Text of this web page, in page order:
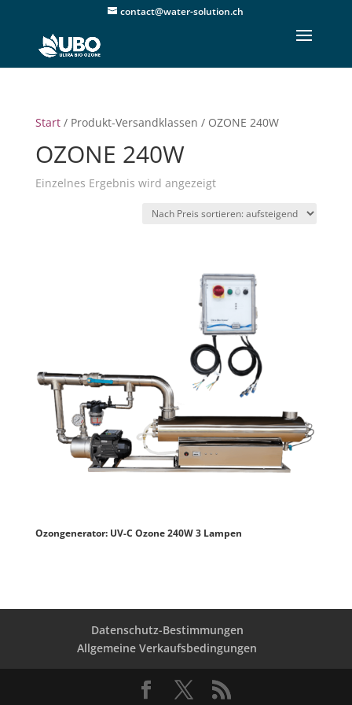
contact@water-solution.ch
Start/ Produkt-Versandklassen / OZONE 240W
OZONE 240W
Einzelnes Ergebnis wird angezeigt
Ozongenerator: UV-C Ozone 240W 3 Lampen
Datenschutz-Bestimmungen
Allgemeine Verkaufsbedingungen